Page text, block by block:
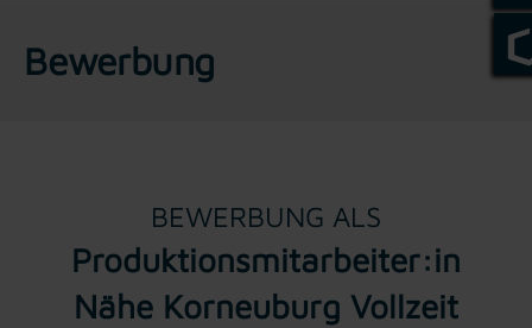
Bewerbung
BEWERBUNG ALS
Produktionsmitarbeiter:in
Nähe Korneuburg Vollzeit